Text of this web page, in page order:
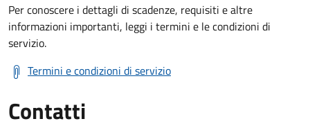
Per conoscere i dettagli di scadenze, requisiti e altre
informazioni importanti, leggi i termini e le condizioni di
servizio.
Termini e condizioni di servizio
Contatti